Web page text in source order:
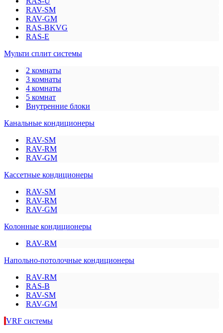
RAV-SM
RAV-GM
RAS-BKVG
RAS-E
Мульти сплит системы
2 комнаты
3 комнаты
4 комнаты
5 комнат
Внутренние блоки
Канальные кондиционеры
RAV-SM
RAV-RM
RAV-GM
Кассетные кондиционеры
RAV-SM
RAV-RM
RAV-GM
Колонные кондиционеры
RAV-RM
Напольно-потолочные кондиционеры
RAV-RM
RAS-B
RAV-SM
RAV-GM
VRF системы